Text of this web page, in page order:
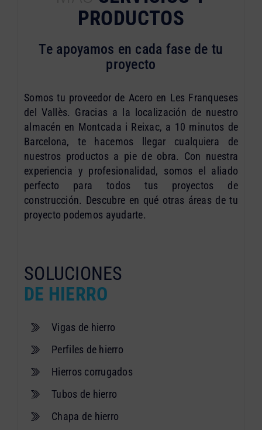
PRODUCTOS
Te apoyamos en cada fase de tu
proyecto
Somos tu proveedor de Acero en Les Franqueses
del Vallès. Gracias a la localización de nuestro
almacén en Montcada i Reixac, a 10 minutos de
Barcelona, te hacemos llegar cualquiera de
nuestros productos a pie de obra. Con nuestra
experiencia y profesionalidad, somos el aliado
perfecto para todos tus proyectos de
construcción. Descubre en qué otras áreas de tu
proyecto podemos ayudarte.
SOLUCIONES
DE HIERRO
Vigas de hierro
Perfiles de hierro
Hierros corrugados
Tubos de hierro
Chapa de hierro